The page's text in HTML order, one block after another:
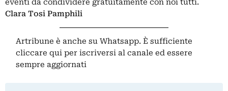
eventi da condividere gratuitamente con noi tutti.
Clara Tosi Pamphili
Artribune è anche su Whatsapp. È sufficiente
cliccare qui per iscriversi al canale ed essere
sempre aggiornati